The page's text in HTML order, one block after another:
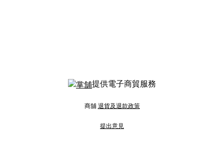
提供電子商貿服務
商舖 退貨及退款政策
提出意見